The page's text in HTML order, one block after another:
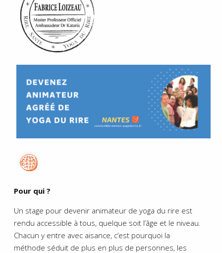
Pour qui ?
Un stage pour devenir animateur de yoga du rire est
rendu accessible à tous, quelque soit l’âge et le niveau.
Chacun y entre avec aisance, c’est pourquoi la
méthode séduit de plus en plus de personnes, les